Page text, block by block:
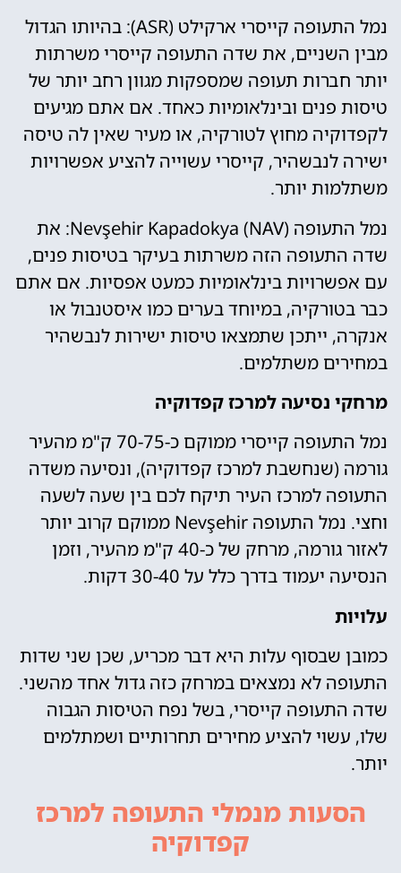
נמל התעופה קייסרי ארקילט (ASR): בהיותו הגדול
מבין השניים, את שדה התעופה קייסרי משרתות
יותר חברות תעופה שמספקות מגוון רחב יותר של
טיסות פנים ובינלאומיות כאחד. אם אתם מגיעים
לקפדוקיה מחוץ לטורקיה, או מעיר שאין לה טיסה
ישירה לנבשהיר, קייסרי עשוייה להציע אפשרויות
משתלמות יותר.
נמל התעופה Nevşehir Kapadokya (NAV): את
שדה התעופה הזה משרתות בעיקר בטיסות פנים,
עם אפשרויות בינלאומיות כמעט אפסיות. אם אתם
כבר בטורקיה, במיוחד בערים כמו איסטנבול או
אנקרה, ייתכן שתמצאו טיסות ישירות לנבשהיר
במחירים משתלמים.
מרחקי נסיעה למרכז קפדוקיה
נמל התעופה קייסרי ממוקם כ-70-75 ק"מ מהעיר
גורמה (שנחשבת למרכז קפדוקיה), ונסיעה משדה
התעופה למרכז העיר תיקח לכם בין שעה לשעה
וחצי. נמל התעופה Nevşehir ממוקם קרוב יותר
לאזור גורמה, מרחק של כ-40 ק"מ מהעיר, וזמן
הנסיעה יעמוד בדרך כלל על 30-40 דקות.
עלויות
כמובן שבסוף עלות היא דבר מכריע, שכן שני שדות
התעופה לא נמצאים במרחק כזה גדול אחד מהשני.
שדה התעופה קייסרי, בשל נפח הטיסות הגבוה
שלו, עשוי להציע מחירים תחרותיים ושמתלמים
יותר.
הסעות מנמלי התעופה למרכז
קפדוקיה